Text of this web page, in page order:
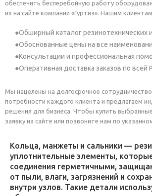
обеспечить бесперебойную работу
их на сайте компании «Гуртиз». Нашим
Обширный каталог резинотехнических
Обоснованные цены на все
Консультации и профессиональная
Оперативная доставка заказов по всей
Мы нацелены на долгосрочное
потребности каждого клиента и предлагаем
решения для бизнеса. Чтобы купить
заявку на сайте или позвоните нам по
Кольца, манжеты и сальники —
уплотнительные элементы,
соединения герметичными,
от пыли, влаги, загрязнений и
внутри узлов. Такие детали